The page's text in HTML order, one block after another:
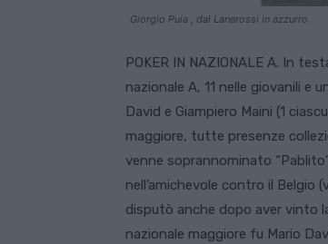
Giorgio Puia , dal Lanerossi in azzurro
POKER IN NAZIONALE A. In
nazionale A, 11 nelle giovanili e
David e Giampiero Maini (1
maggiore, tutte presenze
venne soprannominato
nell’amichevole contro il Belgio
disputò anche dopo aver vinto
nazionale maggiore fu Mario